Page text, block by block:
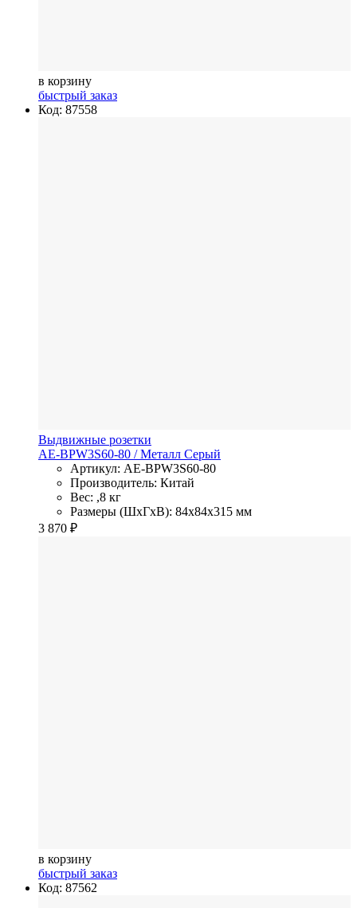
в корзину
быстрый заказ
Код: 87558
Выдвижные розетки
AE-BPW3S60-80 / Металл Серый
Артикул: AE-BPW3S60-80
Производитель: Китай
Вес: ,8 кг
Размеры (ШхГхВ): 84x84x315 мм
3 870 ₽
в корзину
быстрый заказ
Код: 87562